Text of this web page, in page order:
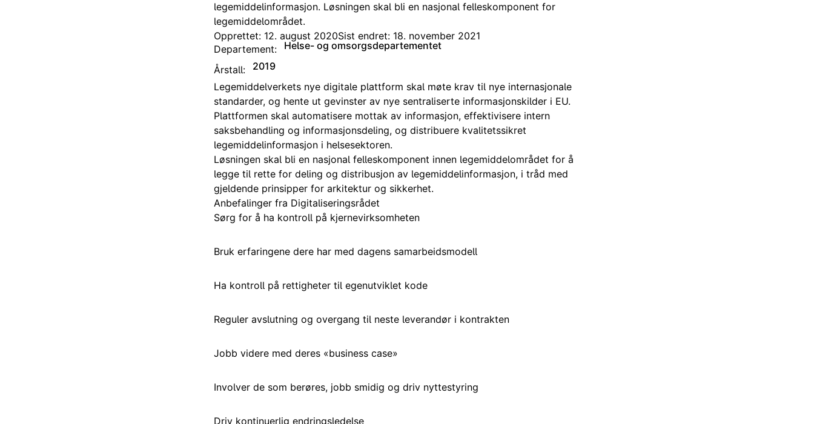
legemiddelinformasjon. Løsningen skal bli en nasjonal felleskomponent for
legemiddelområdet.
Opprettet: 12. august 2020Sist endret: 18. november 2021
Departement:
Helse- og omsorgsdepartementet
Årstall:
2019
Legemiddelverkets nye digitale plattform skal møte krav til nye internasjonale
standarder, og hente ut gevinster av nye sentraliserte informasjonskilder i EU.
Plattformen skal automatisere mottak av informasjon, effektivisere intern
saksbehandling og informasjonsdeling, og distribuere kvalitetssikret
legemiddelinformasjon i helsesektoren.
Løsningen skal bli en nasjonal felleskomponent innen legemiddelområdet for å
legge til rette for deling og distribusjon av legemiddelinformasjon, i tråd med
gjeldende prinsipper for arkitektur og sikkerhet.
Anbefalinger fra Digitaliseringsrådet
Sørg for å ha kontroll på kjernevirksomheten
Bruk erfaringene dere har med dagens samarbeidsmodell
Ha kontroll på rettigheter til egenutviklet kode
Reguler avslutning og overgang til neste leverandør i kontrakten
Jobb videre med deres «business case»
Involver de som berøres, jobb smidig og driv nyttestyring
Driv kontinuerlig endringsledelse